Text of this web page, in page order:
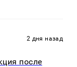
2 дня назад
после